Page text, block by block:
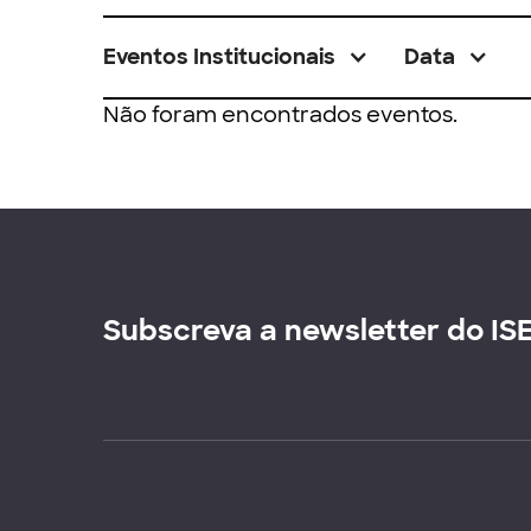
Eventos Institucionais Data
Não foram encontrados eventos.
Subscreva a newsletter do